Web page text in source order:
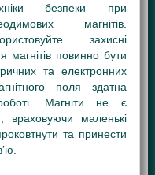
безпеки при
магнітів.
захисні
магнітів повинно бути
та електронних
поля здатна
Магніти не є
враховуючи маленькі
та принести